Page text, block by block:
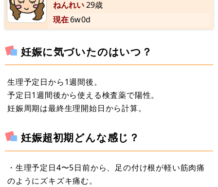
ねんれい29歳
現在6w0d
妊娠に気づいたのはいつ？
生理予定日から1週間後。
予定日1週間後から使える検査薬で陽性。
妊娠周期は最終生理開始日から計算。
妊娠超初期どんな感じ？
・生理予定日4〜5日前から、足の付け根が軽い筋肉痛
のようにズキズキ痛む。